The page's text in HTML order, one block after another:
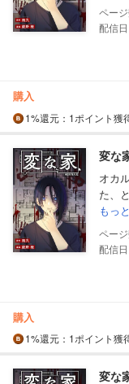
配信
購入
1%還元 ：1ポイント獲
変な
オカ
た、
もっ
配信
購入
1%還元 ：1ポイント獲
変な